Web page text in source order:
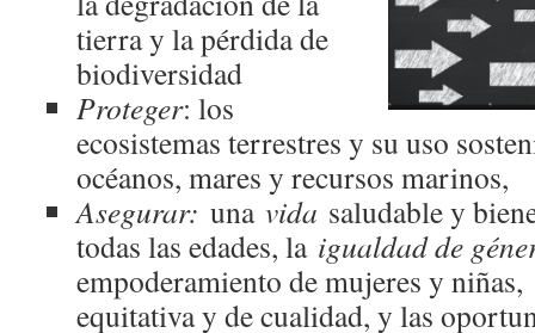
tierra y la pérdida de
biodiversidad
Proteger: los
ecosistemas terrestres y su uso
océanos, mares y recursos marinos,
Asegurar: una vida saludable y
todas las edades, la igualdad de
empoderamiento de mujeres y niñas,
equitativa y de cualidad, y las